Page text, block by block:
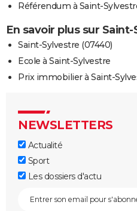
Référendum à Saint-
En savoir plus sur
Saint-Sylvestre (07440)
Ecole à Saint-Sylvestre
Prix immobilier à Saint-
NEWSLETTERS
Actualité
Sport
Les dossiers d'actu